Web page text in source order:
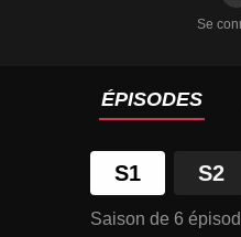
Se
ÉPISODES
S1 S2
Saison de 6